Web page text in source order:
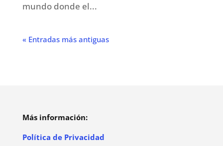
mundo donde el...
« Entradas más antiguas
Más información:
Política de Privacidad